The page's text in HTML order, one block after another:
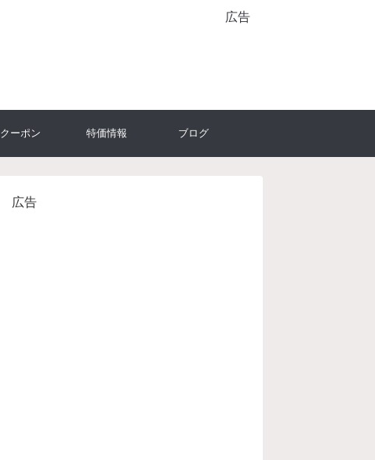
広告
クーポン 特価情報 ブログ
広告